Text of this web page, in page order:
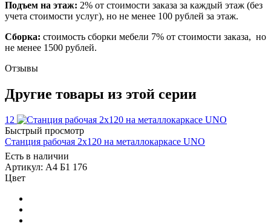
Подъем на этаж: 2% от стоимости заказа за каждый этаж (без
учета стоимости услуг), но не менее 100 рублей за этаж.
Сборка: стоимость сборки мебели 7% от стоимости заказа, но
не менее 1500 рублей.
Отзывы
Другие товары из этой серии
12
Быстрый просмотр
Станция рабочая 2х120 на металлокаркасе UNO
Есть в наличии
Артикул: А4 Б1 176
Цвет